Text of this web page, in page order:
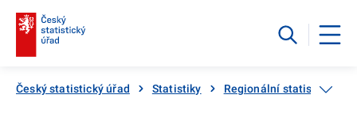
Český statistický úřad Statistiky Regionální statistiky